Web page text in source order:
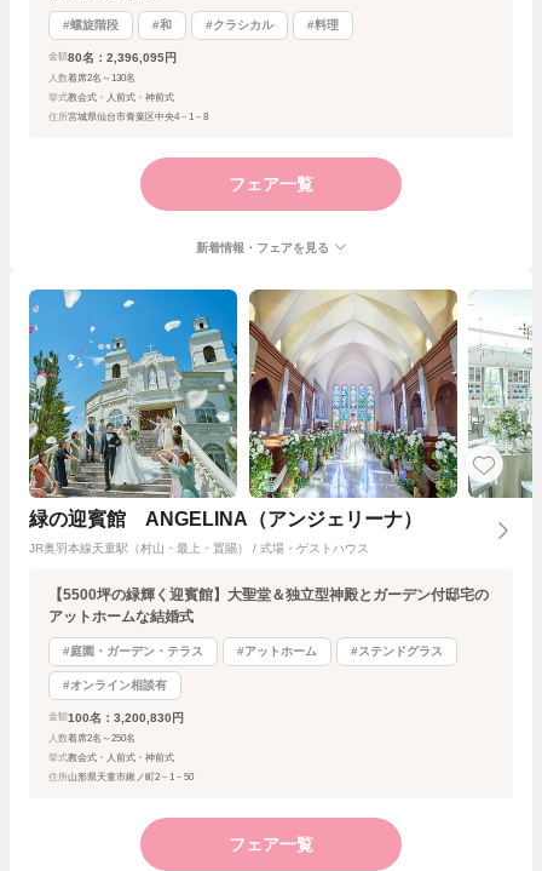
#螺旋階段 #和 #クラシカル #料理
金額 80名：2,396,095円
人数着席2名～130名
挙式教会式・人前式・神前式
住所宮城県仙台市青葉区中央4－1－8
フェア一覧
新着情報・フェアを見る
緑の迎賓館 ANGELINA（アンジェリーナ）
JR奥羽本線天童駅（村山・最上・置賜） / 式場・ゲストハウス
【5500坪の緑輝く迎賓館】大聖堂＆独立型神殿とガーデン付邸宅の
アットホームな結婚式
#庭園・ガーデン・テラス #アットホーム #ステンドグラス
#オンライン相談有
金額 100名：3,200,830円
人数着席2名～250名
挙式教会式・人前式・神前式
住所山形県天童市鍬ノ町2－1－50
フェア一覧